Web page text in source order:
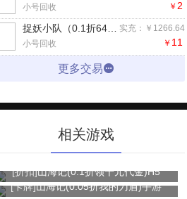
小号回收 ￥ 2
实充：￥1266.64
捉妖小队（0.1折648驯龙免费版）H5
小号回收 ￥ 11
更多交易
相关游戏
[折扣]山海记(0.1折领千元代金)H5
[卡牌]山海记(0.05折我的刀盾)手游